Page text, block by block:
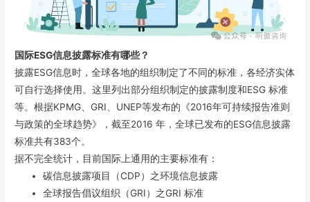
国际ESG信息披露标准有哪些？
披露ESG信息时，全球各地的组织制定了不同的标准，各经济实体
可自行选择使用。这里列出部分组织制定的披露制度和ESG 标准
等。根据KPMG、GRI、UNEP等发布的《2016年可持续报告准则
与政策的全球趋势》，截至2016 年，全球已发布的ESG信息披露
标准共有383个。
据不完全统计，目前国际上通用的主要标准有：
碳信息披露项目（CDP）之环境信息披露
全球报告倡议组织（GRI）之GRI 标准